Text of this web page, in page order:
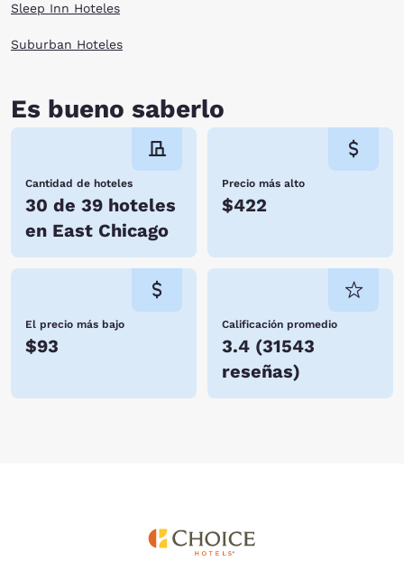
Sleep Inn Hoteles
Suburban Hoteles
Es bueno saberlo
Cantidad de hoteles
30 de 39 hoteles
en East Chicago
Precio más alto
$422
El precio más bajo
$93
Calificación promedio
3.4 (31543
reseñas)